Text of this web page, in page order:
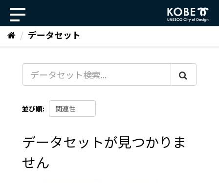
ッ
データセット
並び順
データセットが見つかりま
せん